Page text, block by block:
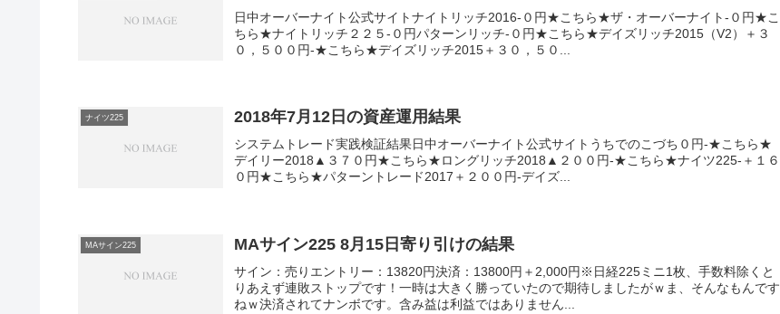
日中オーバーナイト公式サイトナイトリッチ2016-０円★こちら★ザ・オーバーナイト-０円★こ
ちら★ナイトリッチ２２５-０円パターンリッチ-０円★こちら★デイズリッチ2015（V2）＋３
０，５００円-★こちら★デイズリッチ2015＋３０，５０...
ナイツ225 2018年7月12日の資産運用結果
システムトレード実践検証結果日中オーバーナイト公式サイトうちでのこづち０円-★こちら★
デイリー2018▲３７０円★こちら★ロングリッチ2018▲２００円-★こちら★ナイツ225-＋１６
０円★こちら★パターントレード2017＋２００円-デイズ...
MAサイン225 MAサイン225 8月15日寄り引けの結果
サイン：売りエントリー：13820円決済：13800円＋2,000円※日経225ミニ1枚、手数料除くと
りあえず連敗ストップです！一時は大きく勝っていたので期待しましたがｗま、そんなもんです
ねｗ決済されてナンボです。含み益は利益ではありません...